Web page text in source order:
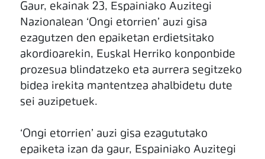
Gaur, ekainak 23, Espainiako Auzitegi
Nazionalean ‘Ongi etorrien’ auzi gisa
ezagutzen den epaiketan erdietsitako
akordioarekin, Euskal Herriko konponbide
prozesua blindatzeko eta aurrera segitzeko
bidea irekita mantentzea ahalbidetu dute
sei auzipetuek.
‘Ongi etorrien’ auzi gisa ezagututako
epaiketa izan da gaur, Espainiako Auzitegi